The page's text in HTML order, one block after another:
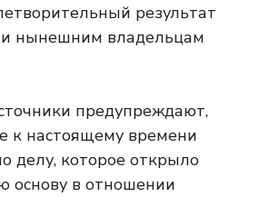
результат
нынешним владельцам
предупреждают,
к настоящему времени
делу, которое открыло
основу в отношении